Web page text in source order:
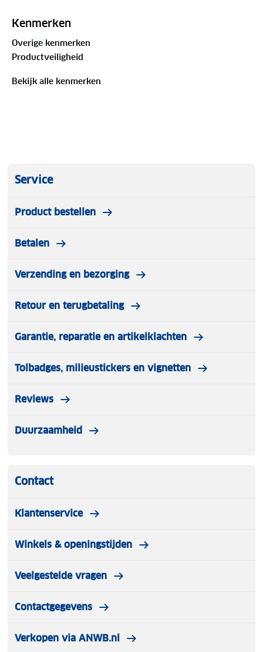
Kenmerken
Overige kenmerken
Productveiligheid
Bekijk alle kenmerken
Service
Product bestellen
Betalen
Verzending en bezorging
Retour en terugbetaling
Garantie, reparatie en artikelklachten
Tolbadges, milieustickers en vignetten
Reviews
Duurzaamheid
Contact
Klantenservice
Winkels & openingstijden
Veelgestelde vragen
Contactgegevens
Verkopen via ANWB.nl